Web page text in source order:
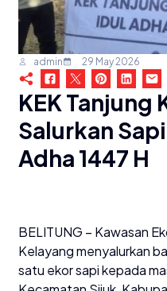
admin 29 May 2026
KEK Tanjung
Salurkan
Adha 1447 H
BELITUNG – Kawasan
Kelayang menyalurkan
satu ekor sapi kepada